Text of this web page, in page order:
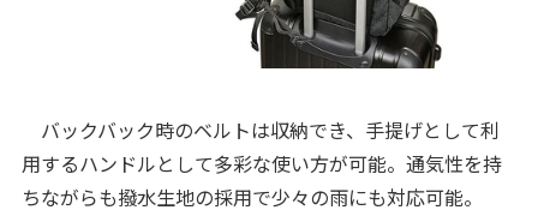
バックバック時のベルトは収納でき、手提げとして利
用するハンドルとして多彩な使い方が可能。通気性を持
ちながらも撥水生地の採用で少々の雨にも対応可能。